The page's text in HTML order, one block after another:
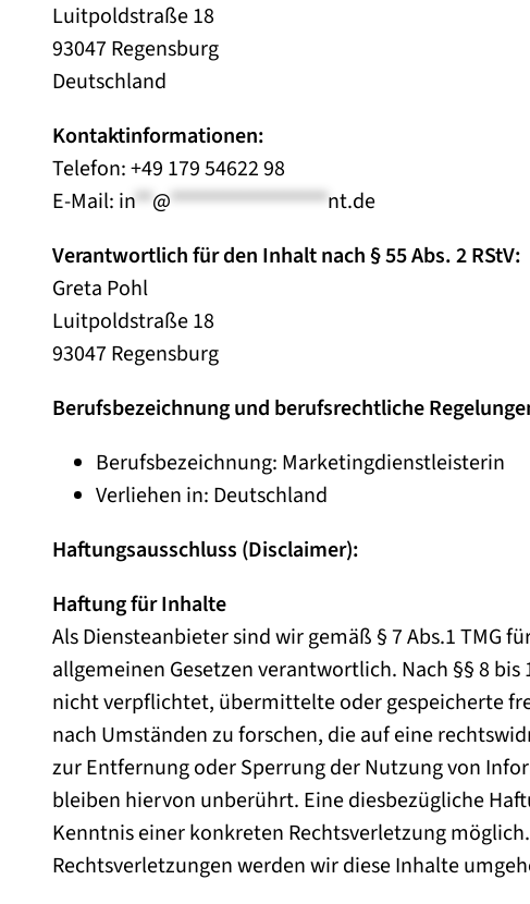
Luitpoldstraße 18
93047 Regensburg
Deutschland
Kontaktinformationen:
Telefon: +49 179 54622 98
E-Mail: in**@******************nt.de
Verantwortlich für den Inhalt nach § 55 Abs. 2 RStV:
Greta Pohl
Luitpoldstraße 18
93047 Regensburg
Berufsbezeichnung und berufsrechtliche
Berufsbezeichnung: Marketingdienstleisterin
Verliehen in: Deutschland
Haftungsausschluss (Disclaimer):
Haftung für Inhalte
Als Diensteanbieter sind wir gemäß § 7 Abs.1 TMG
allgemeinen Gesetzen verantwortlich. Nach §§ 8
nicht verpflichtet, übermittelte oder gespeicherte
nach Umständen zu forschen, die auf eine
zur Entfernung oder Sperrung der Nutzung von
bleiben hiervon unberührt. Eine diesbezügliche
Kenntnis einer konkreten Rechtsverletzung
Rechtsverletzungen werden wir diese Inhalte